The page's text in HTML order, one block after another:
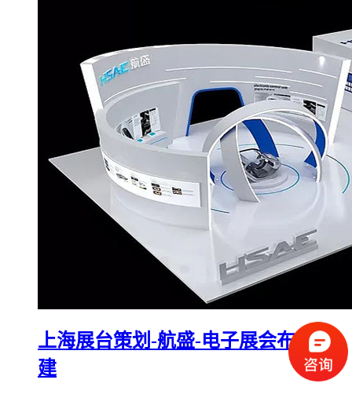
上海展台策划-航盛-电子展会布展搭
建